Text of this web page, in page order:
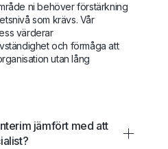
ni behöver förstärkning
som krävs. Vår
värderar
och förmåga att
utan lång
jämfört med att